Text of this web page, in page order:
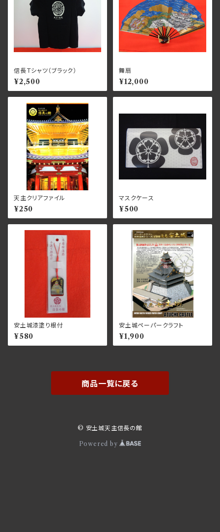
信長Ｔシャツ（ブラック）
¥2,500
舞扇
¥12,000
天主クリアファイル
¥250
マスクケース
¥500
安土城漆塗り根付
¥580
安土城ペーパークラフト
¥1,900
商品一覧に戻る
© 安土城天主信長の館
Powered by